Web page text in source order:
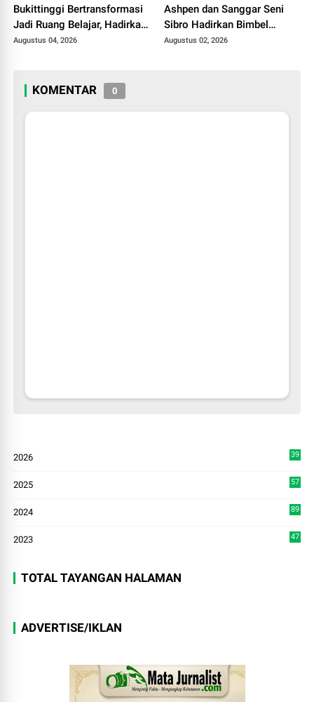
Bukittinggi Bertransformasi
Jadi Ruang Belajar, Hadirkan
Beragam Kelas Gratis untuk
Augustus 04, 2026
Ashpen dan Sanggar Seni
Sibro Hadirkan Bimbel
Bahasa Jepang untuk Anak-
Augustus 02, 2026
KOMENTAR 0
2026
39
2025
57
2024
89
2023 47
TOTAL TAYANGAN HALAMAN
ADVERTISE/IKLAN